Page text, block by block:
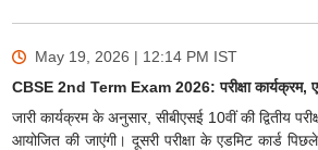
May 19, 2026 | 12:14 PM IST
CBSE 2nd Term Exam 2026: परीक्षा कार्यक्रम,
जारी कार्यक्रम के अनुसार, सीबीएसई 10वीं की द्वितीय
आयोजित की जाएंगी। दूसरी परीक्षा के एडमिट कार्ड